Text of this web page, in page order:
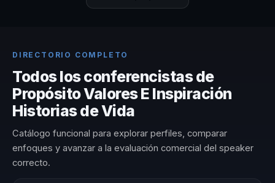
DIRECTORIO COMPLETO
Todos los conferencistas de
Propósito Valores E Inspiración
Historias de Vida
Catálogo funcional para explorar perfiles, comparar
enfoques y avanzar a la evaluación comercial del speaker
correcto.